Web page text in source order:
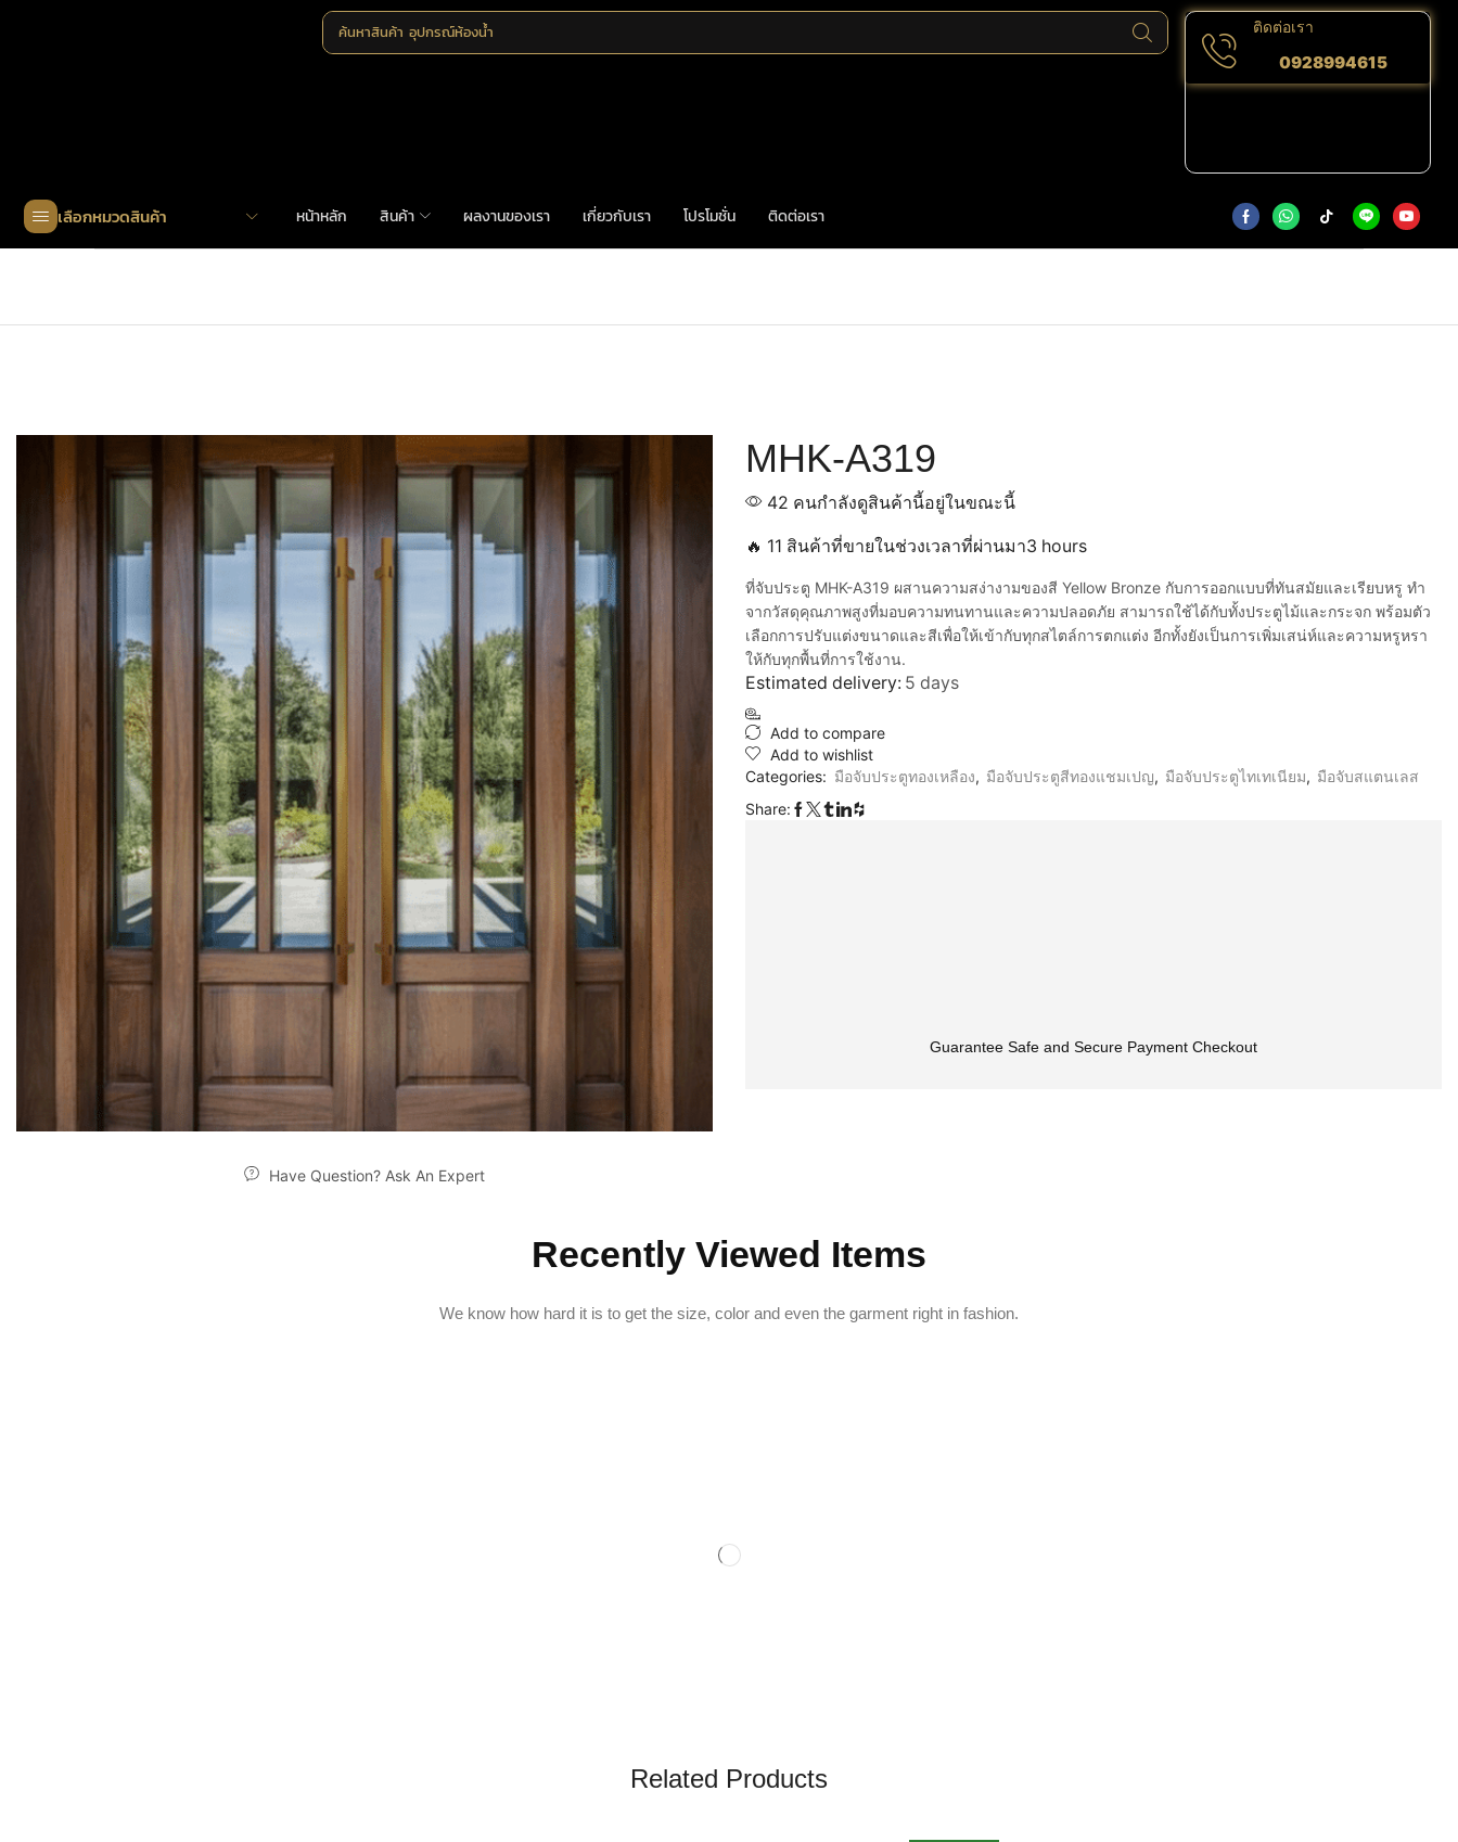
ค้นหาสินค้า อุปกรณ์ห้องน้ำ ติดต่อเรา
0928994615
เลือกหมวดสินค้า หน้าหลัก สินค้า ผลงานของเรา เกี่ยวกับเรา โปรโมชั่น ติดต่อเรา
Have Question? Ask An Expert
MHK-A319
42 คนกำลังดูสินค้านี้อยู่ในขณะนี้
🔥 11 สินค้าที่ขายในช่วงเวลาที่ผ่านมา3 hours
ที่จับประตู MHK-A319 ผสานความสง่างามของสี Yellow Bronze กับการออกแบบที่ทันสมัยและเรียบหรู ทำ
จากวัสดุคุณภาพสูงที่มอบความทนทานและความปลอดภัย สามารถใช้ได้กับทั้งประตูไม้และกระจก พร้อมตัว
เลือกการปรับแต่งขนาดและสีเพื่อให้เข้ากับทุกสไตล์การตกแต่ง อีกทั้งยังเป็นการเพิ่มเสน่ห์และความหรูหรา
ให้กับทุกพื้นที่การใช้งาน.
Estimated delivery: 5 days
Add to compare
Add to wishlist
Categories: มือจับประตูทองเหลือง, มือจับประตูสีทองแชมเปญ, มือจับประตูไทเทเนียม, มือจับสแตนเลส
Share:
Guarantee Safe and Secure Payment Checkout
Recently Viewed Items
We know how hard it is to get the size, color and even the garment right in fashion.
Related Products